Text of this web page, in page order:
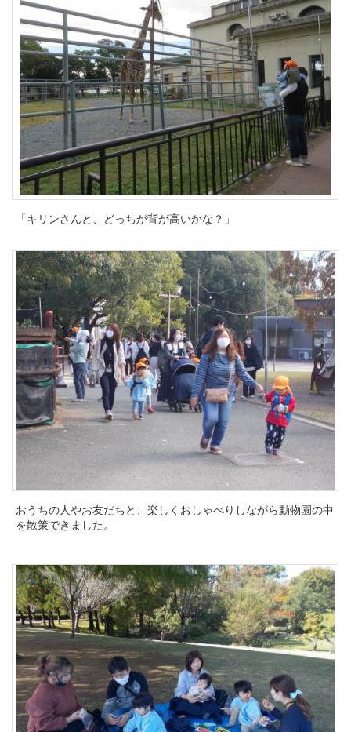
「キリンさんと、どっちが背が高いかな？」
おうちの人やお友だちと、楽しくおしゃべりしながら動物園の中
を散策できました。